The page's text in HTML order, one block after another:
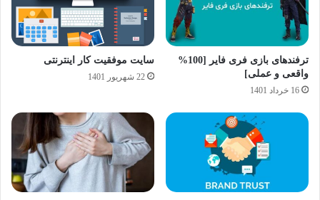
ترفندهای بازی فری فایر [100%
واقعی و عملی]
16 خرداد 1401
سایت موفقیت کار اینترنتی
22 شهریور 1401